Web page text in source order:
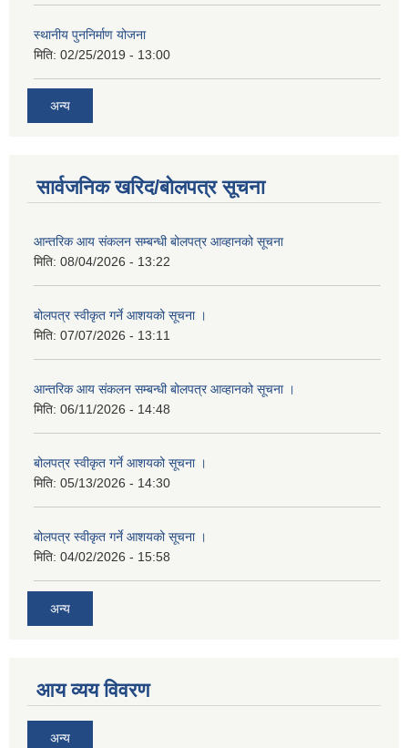
स्थानीय पुननिर्माण योजना
मिति: 02/25/2019 - 13:00
अन्य
सार्वजनिक खरिद/बोलपत्र सूचना
आन्तरिक आय संकलन सम्बन्धी बोलपत्र आव्हानको सूचना
मिति: 08/04/2026 - 13:22
बोलपत्र स्वीकृत गर्ने आशयको सूचना ।
मिति: 07/07/2026 - 13:11
आन्तरिक आय संकलन सम्बन्धी बोलपत्र आव्हानको सूचना ।
मिति: 06/11/2026 - 14:48
बोलपत्र स्वीकृत गर्ने आशयको सूचना ।
मिति: 05/13/2026 - 14:30
बोलपत्र स्वीकृत गर्ने आशयको सूचना ।
मिति: 04/02/2026 - 15:58
अन्य
आय व्यय विवरण
अन्य